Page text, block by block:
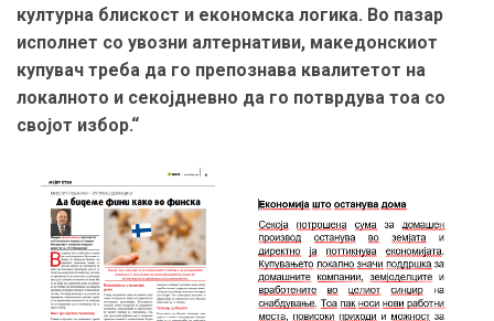
културна блискост и економска логика. Во пазар
исполнет со увозни алтернативи, македонскиот
купувач треба да го препознава квалитетот на
локалното и секојдневно да го потврдува тоа со
својот избор.“